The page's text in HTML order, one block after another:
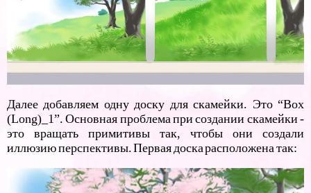
Далее добавляем одну доску для скамейки. Это “Box
(Long)_1”. Основная проблема при создании скамейки -
это вращать примитивы так, чтобы они создали
иллюзию перспективы. Первая доска расположена так: